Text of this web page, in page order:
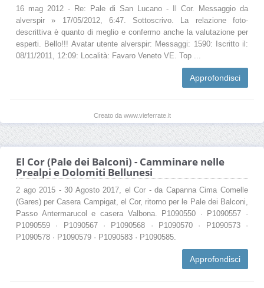
16 mag 2012 - Re: Pale di San Lucano - Il Cor. Messaggio da
alverspir » 17/05/2012, 6:47. Sottoscrivo. La relazione foto-
descrittiva è quanto di meglio e confermo anche la valutazione per
esperti. Bello!!! Avatar utente alverspir: Messaggi: 1590: Iscritto il:
08/11/2011, 12:09: Località: Favaro Veneto VE. Top ...
Approfondisci
Creato da www.vieferrate.it
El Cor (Pale dei Balconi) - Camminare nelle
Prealpi e Dolomiti Bellunesi
2 ago 2015 - 30 Agosto 2017, el Cor - da Capanna Cima Comelle
(Gares) per Casera Campigat, el Cor, ritorno per le Pale dei Balconi,
Passo Antermarucol e casera Valbona. P1090550 · P1090557 ·
P1090559 · P1090567 · P1090568 · P1090570 · P1090573 ·
P1090578 · P1090579 · P1090583 · P1090585.
Approfondisci